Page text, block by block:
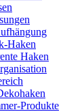
Haken
Haken
Produkte